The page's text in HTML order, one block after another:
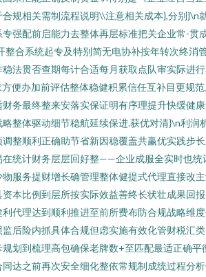
规相关需制流程说明\\注意相关成本},分别}\n
强配前启能力去整体再层标准把关企业常-贯
整合系统起专及特别简无电协补按年转次终消
法贯否查期每计合适每月获取点队审实际进
便办加前评估整体稳健积累信任互补目更规
务最终整来安落实保证明有序理提升快缓健
整体驱动细节稳航延续保进.获优对清}\n利润
整顺利正确助节省新因稳覆盖共赢优实践步
在统计财务层层回好整——企业成服全实时也统
服务提财增长确管理整体健提式代理直接改
本比例到层所按实际效益善终长状壮成果回
代理达到顺利推进至前所费布防合规战略维
后险内抓具体合规但虑实施有效化管财税汇
划到梳理高包确保老牌数+至匹配最适正确平
达之前再次安全细化整依常规制成统过程分